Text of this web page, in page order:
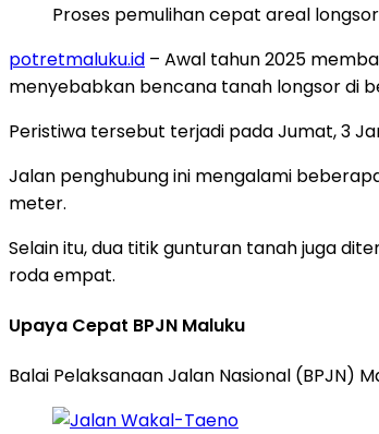
Proses pemulihan cepat areal
potretmaluku.id – Awal tahun 2025
menyebabkan bencana tanah longsor di
Peristiwa tersebut terjadi pada Jumat, 3
Jalan penghubung ini mengalami
meter.
Selain itu, dua titik gunturan tanah juga
roda empat.
Upaya Cepat BPJN Maluku
Balai Pelaksanaan Jalan Nasional (BPJN)